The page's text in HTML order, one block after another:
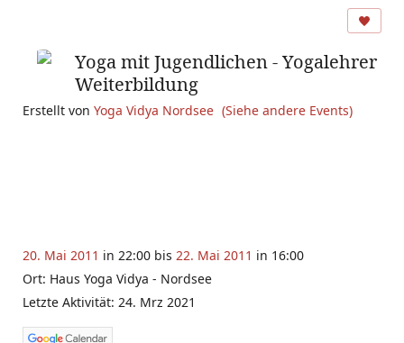
Yoga mit Jugendlichen - Yogalehrer
Weiterbildung
Erstellt von Yoga Vidya Nordsee (Siehe andere Events)
20. Mai 2011 in 22:00 bis 22. Mai 2011 in 16:00
Ort: Haus Yoga Vidya - Nordsee
Letzte Aktivität: 24. Mrz 2021